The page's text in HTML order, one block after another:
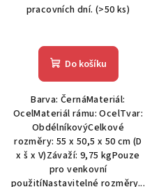
pracovních dní.(>50 ks)
Do košíku
Barva: ČernáMateriál:
OcelMateriál rámu: OcelTvar:
ObdélníkovýCelkové
rozměry: 55 x 50,5 x 50 cm (D
x š x V)Závaží: 9,75 kgPouze
pro venkovní
použitíNastavitelné rozměry...